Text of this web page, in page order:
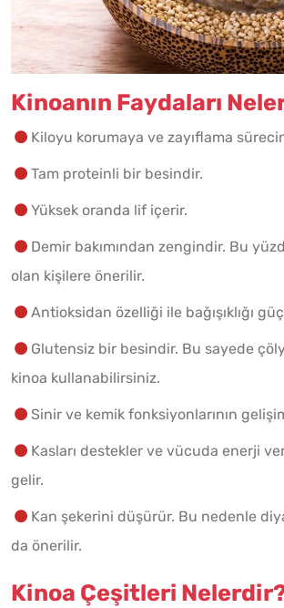
Kinoanın Faydaları
Kiloyu korumaya ve zayıflama
Tam proteinli bir besindir.
Yüksek oranda lif içerir.
Demir bakımından zengindir. Bu
olan kişilere önerilir.
Antioksidan özelliği ile bağışıklığı
Glutensiz bir besindir. Bu sayede
kinoa kullanabilirsiniz.
Sinir ve kemik fonksiyonlarının
Kasları destekler ve vücuda enerji
gelir.
Kan şekerini düşürür. Bu nedenle
da önerilir.
Kinoa Çeşitleri